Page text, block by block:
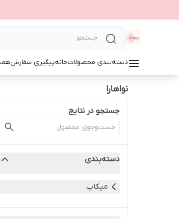
دسته‌بندی محصولاتخانهپیگیری سفارش
نواهارا
جستجو در نتایج
دسته‌بندی
میکاپ